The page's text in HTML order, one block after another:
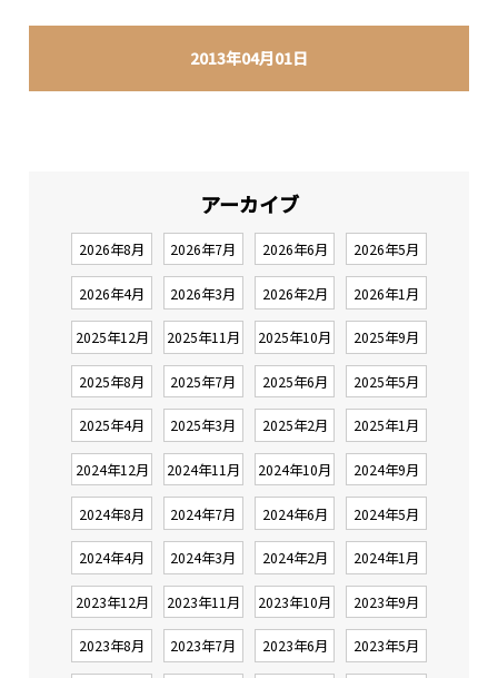
2013年04月01日
アーカイブ
2026年8月 2026年7月 2026年6月 2026年5月
2026年4月 2026年3月 2026年2月 2026年1月
2025年12月 2025年11月 2025年10月 2025年9月
2025年8月 2025年7月 2025年6月 2025年5月
2025年4月 2025年3月 2025年2月 2025年1月
2024年12月 2024年11月 2024年10月 2024年9月
2024年8月 2024年7月 2024年6月 2024年5月
2024年4月 2024年3月 2024年2月 2024年1月
2023年12月 2023年11月 2023年10月 2023年9月
2023年8月 2023年7月 2023年6月 2023年5月